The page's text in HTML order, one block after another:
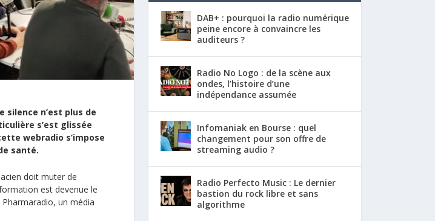
silence n’est plus de
s’est glissée
webradio s’impose
santé.
doit muter de
est devenue le
Pharmaradio, un média
DAB+ : pourquoi la radio numérique
peine encore à convaincre les
auditeurs ?
Radio No Logo : de la scène aux
ondes, l’histoire d’une
indépendance assumée
Infomaniak en Bourse : quel
changement pour son offre de
streaming audio ?
Radio Perfecto Music : Le dernier
bastion du rock libre et sans
algorithme